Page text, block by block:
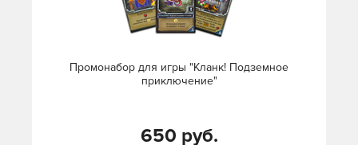
Промонабор для игры "Кланк! Подземное
приключение"
650 руб.